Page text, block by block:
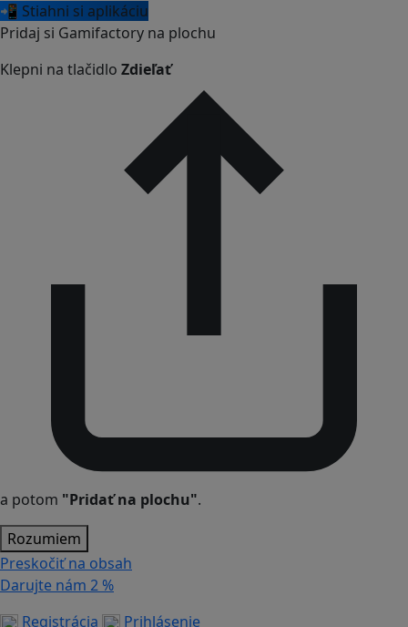
📲 Stiahni si aplikáciu
Pridaj si Gamifactory na plochu
Klepni na tlačidlo Zdieľať
a potom "Pridať na plochu".
Rozumiem
Preskočiť na obsah
Darujte nám 2 %
Registrácia
Prihlásenie